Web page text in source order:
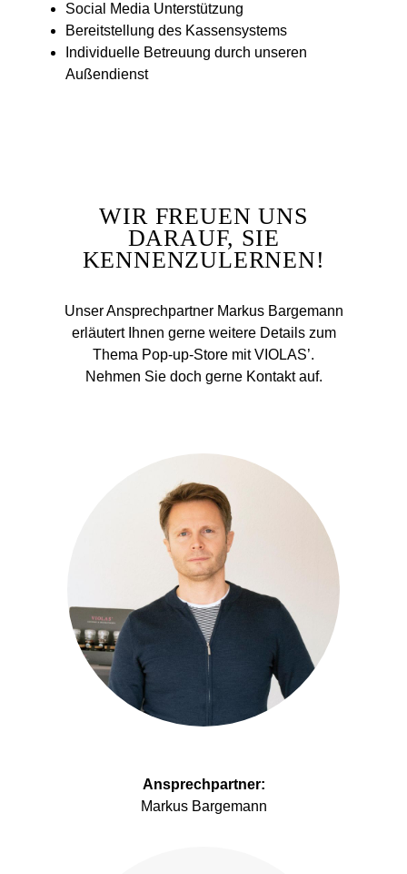
Social Media Unterstützung
Bereitstellung des Kassensystems
Individuelle Betreuung durch unseren
Außendienst
WIR FREUEN UNS
DARAUF, SIE
KENNENZULERNEN!
Unser Ansprechpartner Markus Bargemann
erläutert Ihnen gerne weitere Details zum
Thema Pop-up-Store mit VIOLAS’.
Nehmen Sie doch gerne Kontakt auf.
Ansprechpartner:
Markus Bargemann